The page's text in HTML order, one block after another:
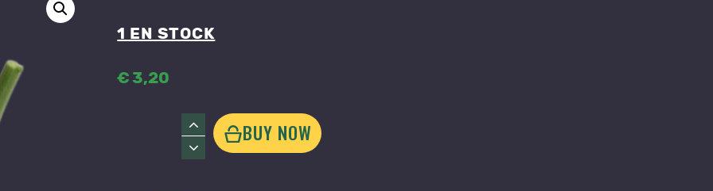
1 EN STOCK
€ 3,20
BUY NOW